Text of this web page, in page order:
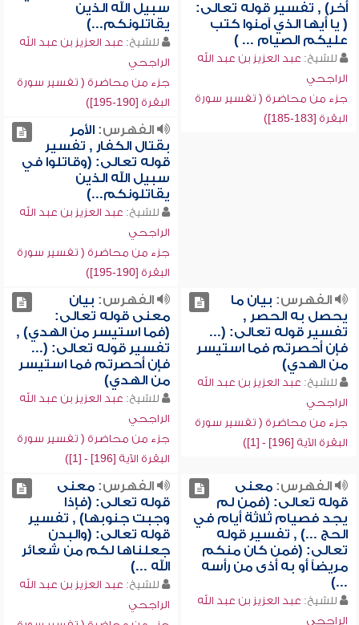
أخر) , تفسير قوله تعالى:
( يا أيها الذي آمنوا كتب
عليكم الصيام ... )
للشيخ: عبد العزيز بن عبد الله
الراجحي
جزء من محاضرة ( تفسير سورة
البقرة [183-185])
سبيل الله الذين
يقاتلونكم...)
للشيخ: عبد العزيز بن عبد الله
الراجحي
جزء من محاضرة ( تفسير سورة
البقرة [190-195])
الفهرس:الأمر
بقتال الكفار , تفسير
قوله تعالى: (وقاتلوا في
سبيل الله الذين
يقاتلونكم...)
للشيخ: عبد العزيز بن عبد الله
الراجحي
جزء من محاضرة ( تفسير سورة
البقرة [190-195])
الفهرس: بيان ما
يحصل به الحصر ,
تفسير قوله تعالى: (...
فإن أحصرتم فما استيسر
من الهدي)
للشيخ: عبد العزيز بن عبد الله
الراجحي
جزء من محاضرة ( تفسير سورة
البقرة الآية [196] - [1])
الفهرس: بيان
معنى قوله تعالى:
(فما استيسر من الهدي) ,
تفسير قوله تعالى: (...
فإن أحصرتم فما استيسر
من الهدي)
للشيخ: عبد العزيز بن عبد الله
الراجحي
جزء من محاضرة ( تفسير سورة
البقرة الآية [196] - [1])
الفهرس:معنى
قوله تعالى: (فمن لم
يجد فصيام ثلاثة أيام في
الحج ...) , تفسير قوله
تعالى: (فمن كان منكم
مريضاً أو به أذى من رأسه
...)
للشيخ: عبد العزيز بن عبد الله
الراجحي
الفهرس:معنى
قوله تعالى: (فإذا
وجبت جنوبها) , تفسير
قوله تعالى: (والبدن
جعلناها لكم من شعائر
الله ...)
للشيخ: عبد العزيز بن عبد الله
الراجحي